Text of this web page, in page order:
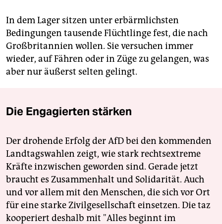
In dem Lager sitzen unter erbärmlichsten
Bedingungen tausende Flüchtlinge fest, die nach
Großbritannien wollen. Sie versuchen immer
wieder, auf Fähren oder in Züge zu gelangen, was
aber nur äußerst selten gelingt.
Die Engagierten stärken
Der drohende Erfolg der AfD bei den kommenden
Landtagswahlen zeigt, wie stark rechtsextreme
Kräfte inzwischen geworden sind. Gerade jetzt
braucht es Zusammenhalt und Solidarität. Auch
und vor allem mit den Menschen, die sich vor Ort
für eine starke Zivilgesellschaft einsetzen. Die taz
kooperiert deshalb mit "Alles beginnt im